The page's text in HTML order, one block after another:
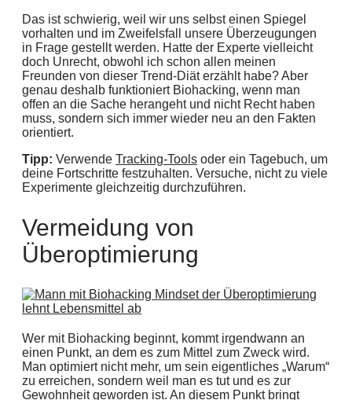
Das ist schwierig, weil wir uns selbst einen Spiegel
vorhalten und im Zweifelsfall unsere Überzeugungen
in Frage gestellt werden. Hatte der Experte vielleicht
doch Unrecht, obwohl ich schon allen meinen
Freunden von dieser Trend-Diät erzählt habe? Aber
genau deshalb funktioniert Biohacking, wenn man
offen an die Sache herangeht und nicht Recht haben
muss, sondern sich immer wieder neu an den Fakten
orientiert.
Tipp: Verwende Tracking-Tools oder ein Tagebuch, um
deine Fortschritte festzuhalten. Versuche, nicht zu viele
Experimente gleichzeitig durchzuführen.
Vermeidung von
Überoptimierung
Wer mit Biohacking beginnt, kommt irgendwann an
einen Punkt, an dem es zum Mittel zum Zweck wird.
Man optimiert nicht mehr, um sein eigentliches „Warum“
zu erreichen, sondern weil man es tut und es zur
Gewohnheit geworden ist. An diesem Punkt bringt